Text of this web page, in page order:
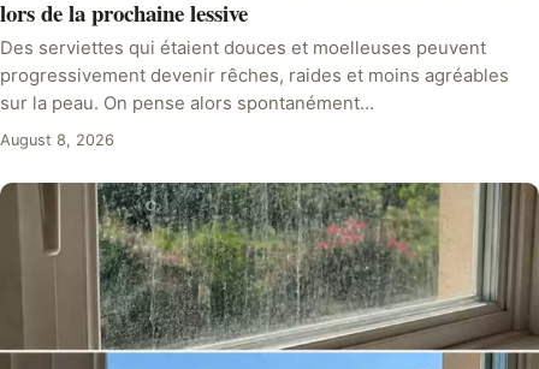
lors de la prochaine lessive
Des serviettes qui étaient douces et moelleuses peuvent
progressivement devenir rêches, raides et moins agréables
sur la peau. On pense alors spontanément…
August 8, 2026